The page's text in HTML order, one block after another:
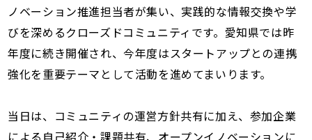
ノベーション推進担当者が集い、実践的な情報交換や学
びを深めるクローズドコミュニティです。愛知県では昨
年度に続き開催され、今年度はスタートアップとの連携
強化を重要テーマとして活動を進めてまいります。
当日は、コミュニティの運営方針共有に加え、参加企業